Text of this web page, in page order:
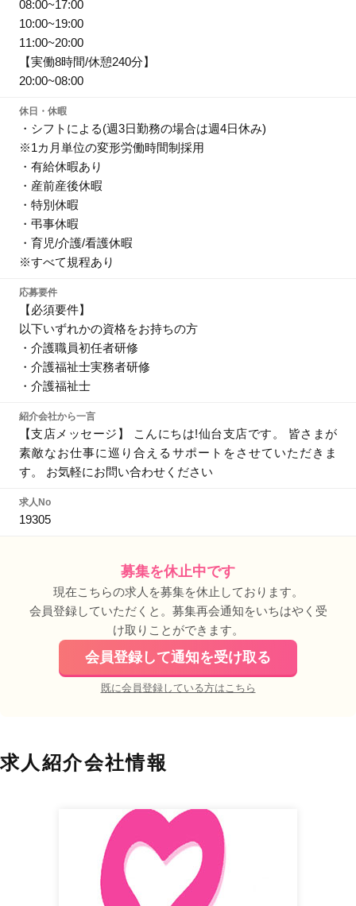
08:00~17:00
10:00~19:00
11:00~20:00
【実働8時間/休憩240分】
20:00~08:00
休日・休暇
・シフトによる(週3日勤務の場合は週4日休み)
※1カ月単位の変形労働時間制採用
・有給休暇あり
・産前産後休暇
・特別休暇
・弔事休暇
・育児/介護/看護休暇
※すべて規程あり
応募要件
【必須要件】
以下いずれかの資格をお持ちの方
・介護職員初任者研修
・介護福祉士実務者研修
・介護福祉士
紹介会社から一言
【支店メッセージ】 こんにちは!仙台支店です。 皆さまが
素敵なお仕事に巡り合えるサポートをさせていただきま
す。 お気軽にお問い合わせください
求人No
19305
募集を休止中です
現在こちらの求人を募集を休止しております。
会員登録していただくと。募集再会通知をいちはやく受
け取りことができます。
会員登録して通知を受け取る
既に会員登録している方はこちら
求人紹介会社情報